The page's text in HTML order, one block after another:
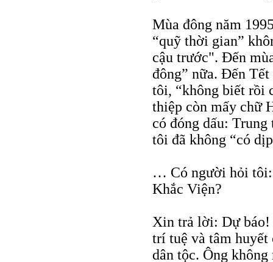
Mùa đông năm
“quỹ thời gian”
cậu trước". Đến
đông” nữa. Đến
tôi, “không biết rồi
thiệp còn mấy chữ
có đóng dấu:
tôi đã không “có
… Có người hỏi tôi:
Khắc Viện?
Xin trả lời: Dự báo!
trí tuệ và tâm huyết
dân tộc. Ông